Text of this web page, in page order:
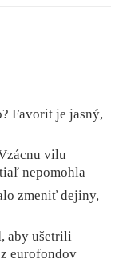
Favorit je jasný,
vilu
nepomohla
zmeniť dejiny,
aby ušetrili
eurofondov